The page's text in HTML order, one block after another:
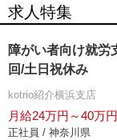
求人特集
障がい者向け就労
回/土日祝休み
kotrio紹介横浜支店
月給24万円～40万円
正社員 / 神奈川県